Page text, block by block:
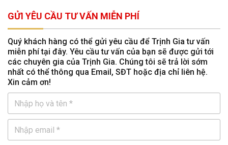
kế nội thất 2018 được dự báo sẽ gây hot trong bài viết dưới
đây.
GỬI YÊU CẦU TƯ VẤN MIỄN PHÍ
Quý khách hàng có thể gửi yêu cầu để Trịnh Gia tư vấn
miễn phí tại đây. Yêu cầu tư vấn của bạn sẽ được gửi tới
các chuyên gia của Trịnh Gia. Chúng tôi sẽ trả lời sớm
nhất có thể thông qua Email, SĐT hoặc địa chỉ liên hệ.
Xin cảm ơn!